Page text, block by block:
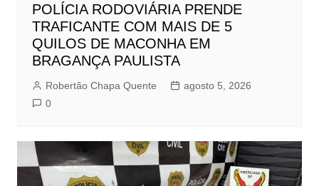
POLÍCIA RODOVIÁRIA PRENDE
TRAFICANTE COM MAIS DE 5
QUILOS DE MACONHA EM
BRAGANÇA PAULISTA
Robertão Chapa Quente
agosto 5, 2026
0